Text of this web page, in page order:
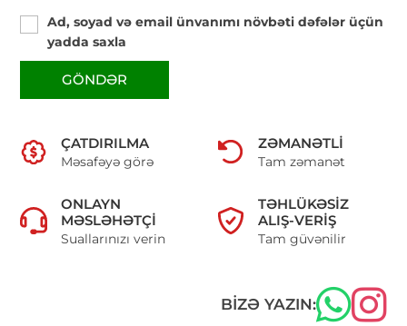
Ad, soyad və email ünvanımı növbəti dəfələr üçün
yadda saxla
GÖNDƏR
ÇATDIRILMA
Məsafəyə görə
ZƏMANƏTLI
Tam zəmanət
ONLAYN
MƏSLƏHƏTÇI
Suallarınızı verin
TƏHLÜKƏSIZ
ALIŞ-VERIŞ
Tam güvənilir
BIZƏ YAZIN: